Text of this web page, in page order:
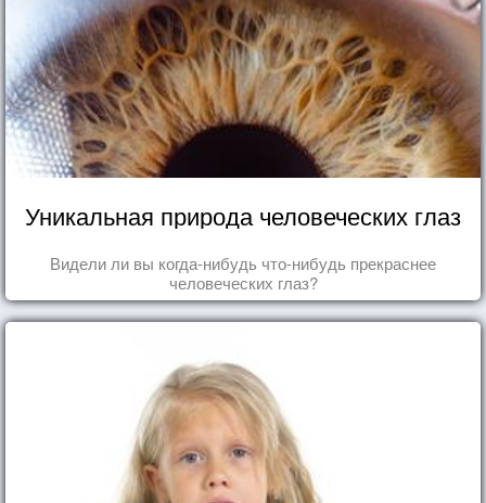
Уникальная природа человеческих глаз
Видели ли вы когда-нибудь что-нибудь прекраснее
человеческих глаз?